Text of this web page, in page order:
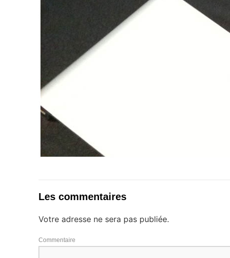
Les commentaires
Votre adresse ne sera pas publiée.
Commentaire